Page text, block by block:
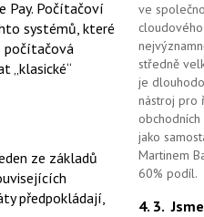
Pay. Počítačoví
systémů, které
počítačová
„klasické“
ze základů
předpokládají,
ve
středně
je
nástroj pro
jako
Martinem
60% podíl.
4. 3.